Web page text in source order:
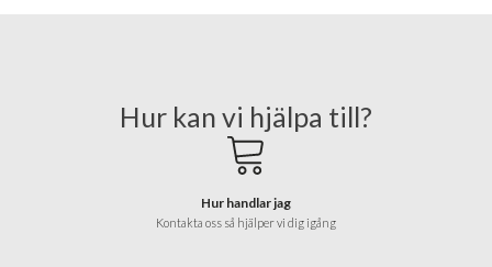
Hur kan vi hjälpa till?
Hur handlar jag
Kontakta oss så hjälper vi dig igång